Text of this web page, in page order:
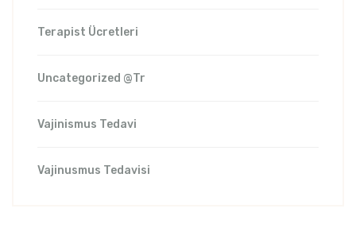
Terapist Ücretleri
Uncategorized @tr
Vajinismus Tedavi
Vajinusmus Tedavisi